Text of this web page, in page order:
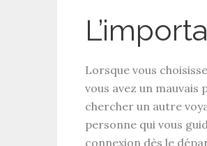
Lorsque vous
vous avez un
chercher un autre
personne qui vous
connexion dès le